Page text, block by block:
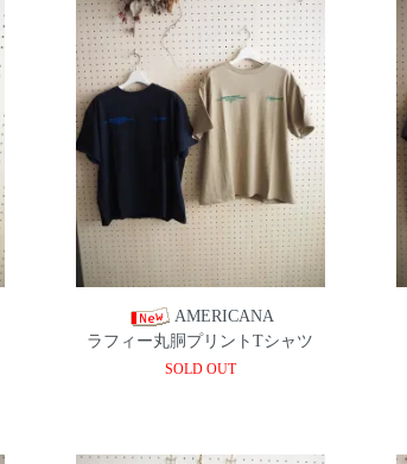
AMERICANA
ラフィー丸胴プリントTシャツ
SOLD OUT